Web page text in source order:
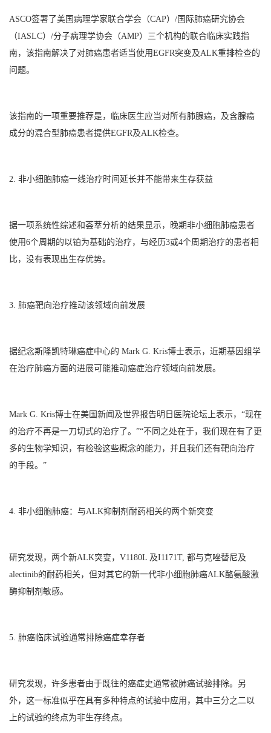
ASCO签署了美国病理学家联合学会（CAP）/国际肺癌研究协会
（IASLC）/分子病理学协会（AMP）三个机构的联合临床实践指
南，该指南解决了对肺癌患者适当使用EGFR突变及ALK重排检查的
问题。
该指南的一项重要推荐是，临床医生应当对所有肺腺癌，及含腺癌
成分的混合型肺癌患者提供EGFR及ALK检查。
2. 非小细胞肺癌一线治疗时间延长并不能带来生存获益
据一项系统性综述和荟萃分析的结果显示，晚期非小细胞肺癌患者
使用6个周期的以铂为基础的治疗，与经历3或4个周期治疗的患者相
比，没有表现出生存优势。
3. 肺癌靶向治疗推动该领域向前发展
据纪念斯隆凯特琳癌症中心的 Mark G. Kris博士表示，近期基因组学
在治疗肺癌方面的进展可能推动癌症治疗领域向前发展。
Mark G. Kris博士在美国新闻及世界报告明日医院论坛上表示，“现在
的治疗不再是一刀切式的治疗了。”“不同之处在于，我们现在有了更
多的生物学知识，有检验这些概念的能力，并且我们还有靶向治疗
的手段。”
4. 非小细胞肺癌：与ALK抑制剂耐药相关的两个新突变
研究发现，两个新ALK突变，V1180L 及I1171T, 都与克唑替尼及
alectinib的耐药相关，但对其它的新一代非小细胞肺癌ALK酪氨酸激
酶抑制剂敏感。
5. 肺癌临床试验通常排除癌症幸存者
研究发现，许多患者由于既往的癌症史通常被肺癌试验排除。另
外，这一标准似乎在具有多种特点的试验中应用，其中三分之二以
上的试验的终点为非生存终点。